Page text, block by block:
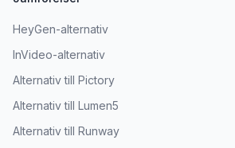
HeyGen-alternativ
InVideo-alternativ
Alternativ till Pictory
Alternativ till Lumen5
Alternativ till Runway